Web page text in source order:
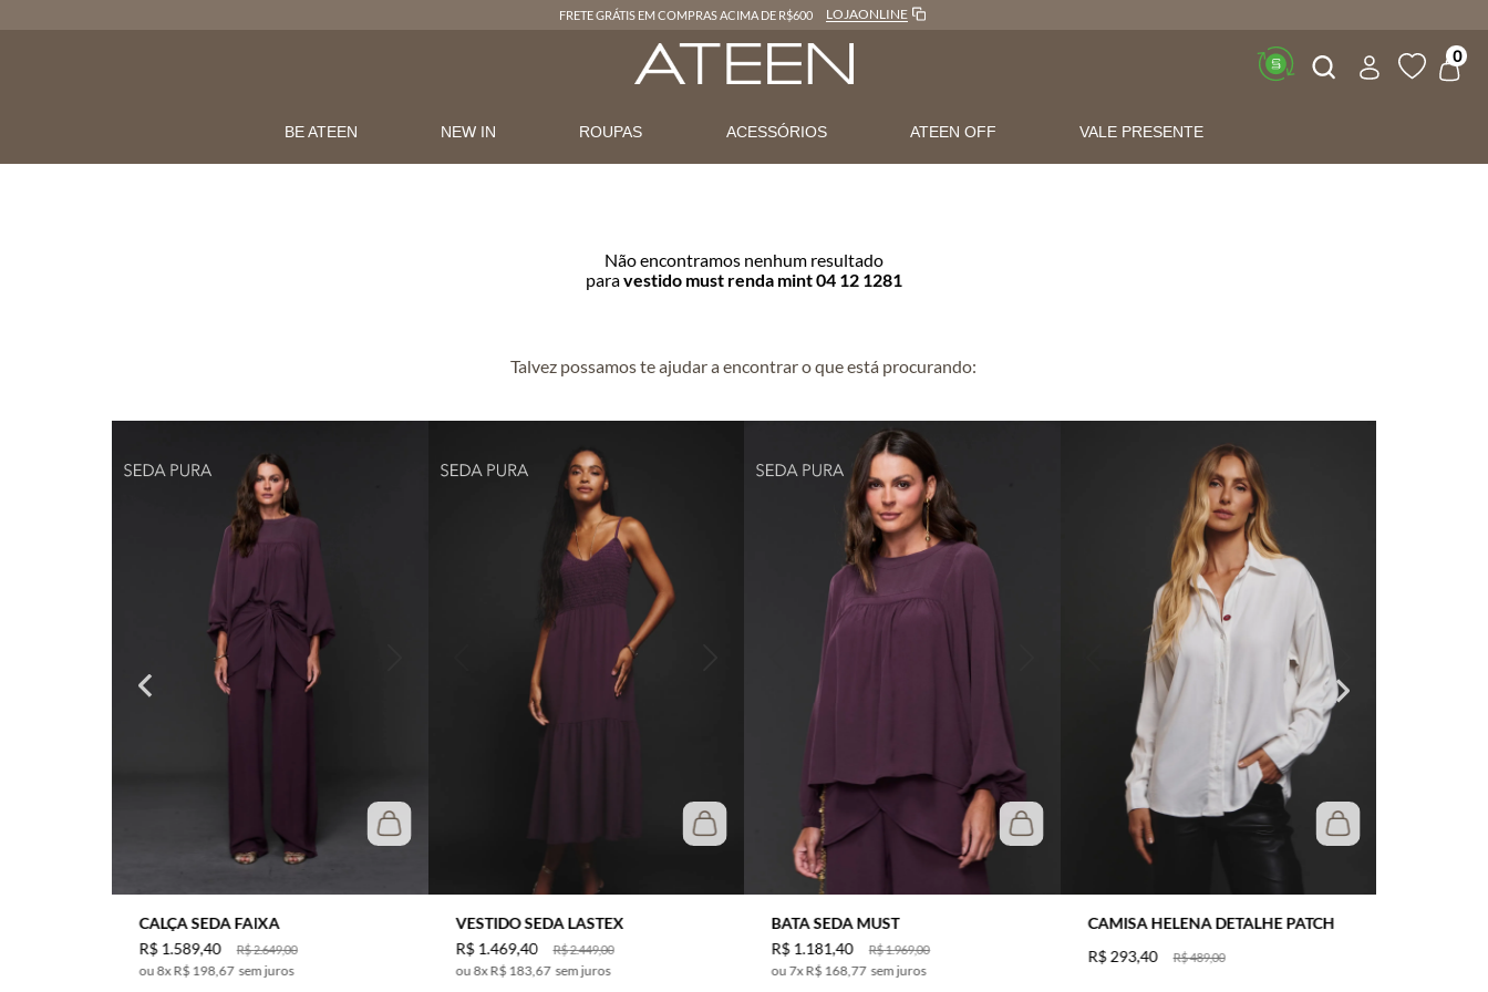
FRETE GRÁTIS EM COMPRAS ACIMA DE R$600 LOJAONLINE
Buscar 0
BE ATEEN NEW IN ROUPAS ACESSÓRIOS ATEEN OFF VALE PRESENTE
Não encontramos nenhum resultado
paravestido must renda mint 04 12 1281
Talvez possamos te ajudar a encontrar o que está procurando:
CALÇA SEDA FAIXA
R$2.649,00
R$1.589,40
8xR$ 198,67 sem juros
VESTIDO SEDA LASTEX
R$2.449,00
R$ 1.469,40
8xR$ 183,67 sem juros
BATA SEDA MUST
R$1.969,00
R$1.181,40
7xR$ 168,77 sem juros
CAMISA HELENA DETALHE PATCH
R$489,00
R$ 293,40